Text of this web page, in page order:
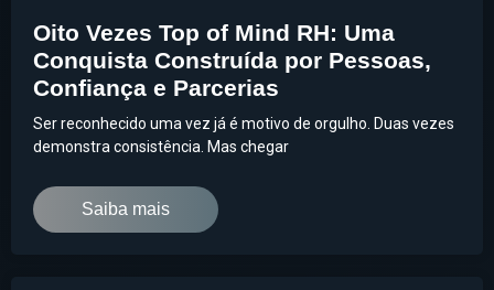
Oito Vezes Top of Mind RH: Uma
Conquista Construída por Pessoas,
Confiança e Parcerias
Ser reconhecido uma vez já é motivo de orgulho. Duas vezes
demonstra consistência. Mas chegar
Saiba mais